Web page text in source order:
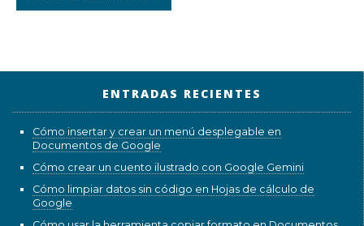
ENTRADAS RECIENTES
Cómo insertar y crear un menú desplegable en
Documentos de Google
Cómo crear un cuento ilustrado con Google Gemini
Cómo limpiar datos sin código en Hojas de cálculo de
Google